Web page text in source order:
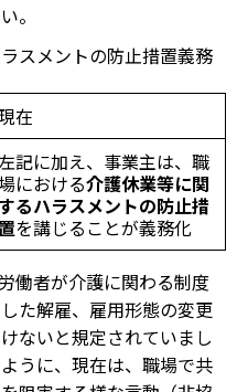
。
スメントの防止措置義務
在
記に加え、事業主は、職
における介護休業等に関
するハラスメントの防止措
置を講じることが義務化
働者が介護に関わる制度
た解雇、雇用形態の変更
ないと規定されていまし
うに、現在は、職場で共